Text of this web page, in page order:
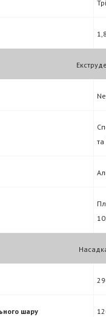
та
шару